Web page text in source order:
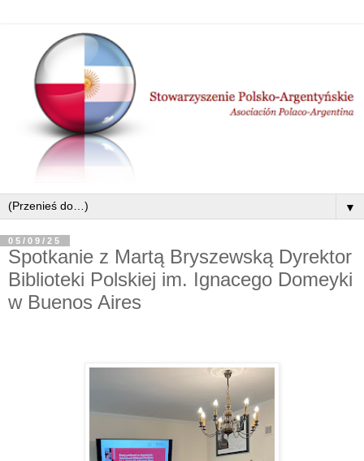
▼
05/09/25
Spotkanie z Martą Bryszewską Dyrektor
Biblioteki Polskiej im. Ignacego Domeyki
w Buenos Aires